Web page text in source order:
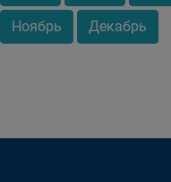
Ноябрь Декабрь